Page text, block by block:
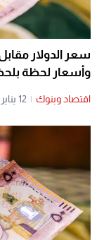
سعر الدولار
وأسعار لحظة
اقتصاد وبنوك | 12 يناير 2026